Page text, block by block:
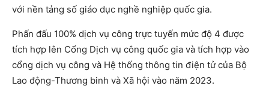
với nền tảng số giáo dục nghề nghiệp quốc gia.
Phấn đấu 100% dịch vụ công trực tuyến mức độ 4 được
tích hợp lên Cổng Dịch vụ công quốc gia và tích hợp vào
cổng dịch vụ công và Hệ thống thông tin điện tử của Bộ
Lao động-Thương binh và Xã hội vào năm 2023.